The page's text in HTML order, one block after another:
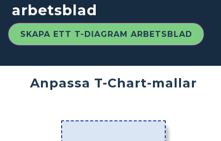
arbetsblad
SKAPA ETT T-DIAGRAM ARBETSBLAD
Anpassa T-Chart-mallar